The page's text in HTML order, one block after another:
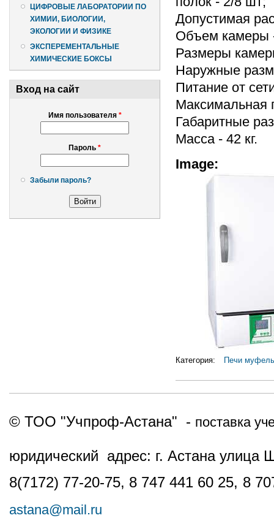
ЦИФРОВЫЕ ЛАБОРАТОРИИ ПО
ХИМИИ, БИОЛОГИИ,
ЭКОЛОГИИ И ФИЗИКЕ
ЭКСПЕРЕМЕНТАЛЬНЫЕ
ХИМИЧЕСКИЕ БОКСЫ
Вход на сайт
Имя пользователя *
Пароль *
Забыли пароль?
Допустимая
Объем камеры
Размеры
Наружные
Питание от
Максимальная
Габаритные
Масса - 42 кг.
Image:
Категория: Печи
© ТОО "Учпроф-Астана" - поставка
юридический адрес: г. Астана
8(7172) 77-20-75, 8 747 441 60 25, 8
astana@mail.ru